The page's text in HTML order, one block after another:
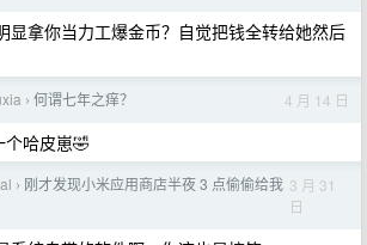
显拿你当力工爆金币？自觉把钱全转给她然后
› 何谓七年之痒？ 4 月 14 日
个哈皮崽🤣
› 刚才发现小米应用商店半夜 3 点偷偷给我 3 月 31
日